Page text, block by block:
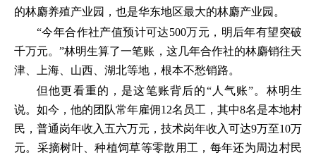
的林麝养殖产业园，也是华东地区最大的林麝产业园。
“今年合作社产值预计可达500万元，明后年有望突破
千万元。”林明生算了一笔账，这几年合作社的林麝销往天
津、上海、山西、湖北等地，根本不愁销路。
但他更看重的，是这笔账背后的“人气账”。林明生
说。如今，他的团队常年雇佣12名员工，其中8名是本地村
民，普通岗年收入五六万元，技术岗年收入可达9万至10万
元。采摘树叶、种植饲草等零散用工，每年还为周边村民